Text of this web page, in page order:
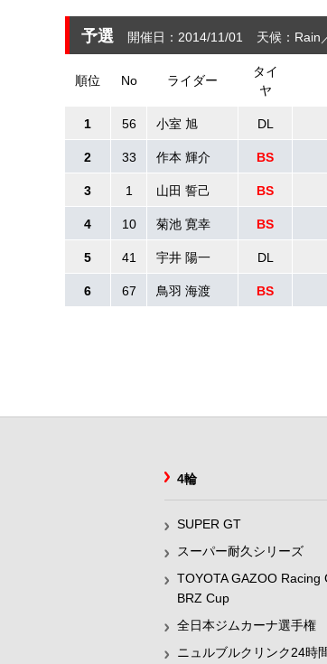
予選 開催日：2014/11/01 天候：Rain
順位 No ライダー
タイ
ヤ
1 56 小室 旭 DL
2 33 作本 輝介 BS
3 1 山田 誓己 BS
4 10 菊池 寛幸 BS
5 41 宇井 陽一 DL
6 67 鳥羽 海渡 BS
4輪
SUPER GT
スーパー耐久シリーズ
TOYOTA GAZOO Racing
BRZ Cup
全日本ジムカーナ選手権
ニュルブルクリンク24時